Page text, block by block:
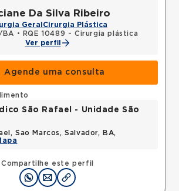
Da Silva Ribeiro
Geral Cirurgia Plástica
BA •
RQE 10489 - Cirurgia plástica
Ver perfil
Agende uma consulta
Compartilhe este perfil
São Rafael - Unidade São
Sao Marcos, Salvador, BA,